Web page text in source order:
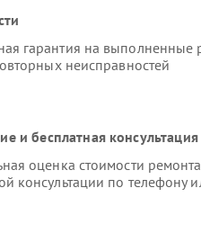
гарантия на выполненные
неисправностей
и бесплатная консультация
оценка стоимости
консультации по телефону